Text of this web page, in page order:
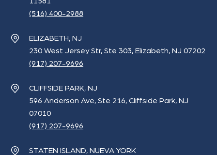
(516) 400-2988
ELIZABETH, NJ
230 West Jersey Str, Ste 303, Elizabeth, NJ 07202
(917) 207-9696
CLIFFSIDE PARK, NJ
596 Anderson Ave, Ste 216, Cliffside Park, NJ
07010
(917) 207-9696
STATEN ISLAND, NUEVA YORK